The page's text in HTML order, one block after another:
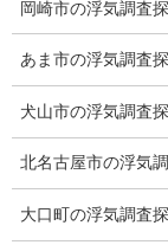
システム
クーリング・オ
岡崎市の浮気調査
あま市の浮気調査
犬山市の浮気調査
北名古屋市の浮気
大口町の浮気調査